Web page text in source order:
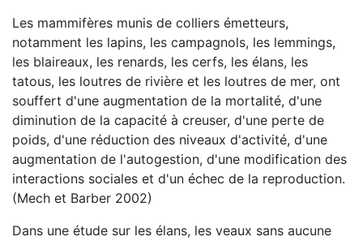
Les mammifères munis de colliers émetteurs,
notamment les lapins, les campagnols, les lemmings,
les blaireaux, les renards, les cerfs, les élans, les
tatous, les loutres de rivière et les loutres de mer, ont
souffert d'une augmentation de la mortalité, d'une
diminution de la capacité à creuser, d'une perte de
poids, d'une réduction des niveaux d'activité, d'une
augmentation de l'autogestion, d'une modification des
interactions sociales et d'un échec de la reproduction.
(Mech et Barber 2002)
Dans une étude sur les élans, les veaux sans aucune